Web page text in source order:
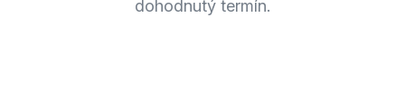
dohodnutý termín.